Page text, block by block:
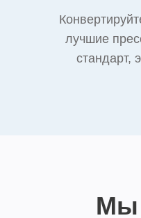
лучшие
стандарт,
Мы